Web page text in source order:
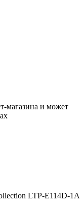
магазина и может
LTP-E114D-1A